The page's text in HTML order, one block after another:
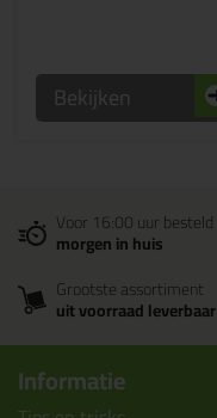
Bekijken
Voor 16:00 uur besteld
morgen in huis
Grootste assortiment
uit voorraad leverbaar
Informatie